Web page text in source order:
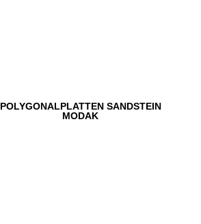
POLYGONALPLATTEN SANDSTEIN
MODAK